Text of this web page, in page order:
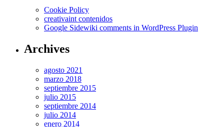
Cookie Policy
creativaint contenidos
Google Sidewiki comments in WordPress Plugin
Archives
agosto 2021
marzo 2018
septiembre 2015
julio 2015
septiembre 2014
julio 2014
enero 2014